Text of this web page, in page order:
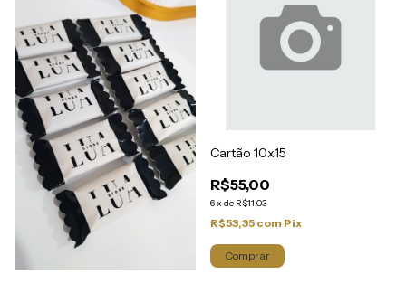
Cartão 10x15
R$55,00
6x de R$11,03
R$53,35 com Pix